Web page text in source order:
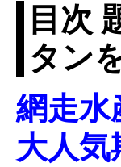
目次
タン
網走
大人気